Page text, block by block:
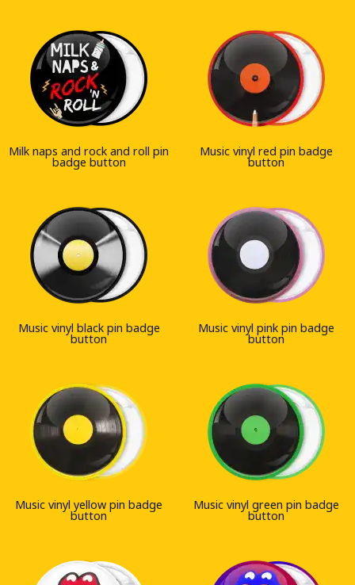
Milk naps and rock and roll pin
badge button
Music vinyl red pin badge
button
Music vinyl black pin badge
button
Music vinyl pink pin badge
button
Music vinyl yellow pin badge
button
Music vinyl green pin badge
button